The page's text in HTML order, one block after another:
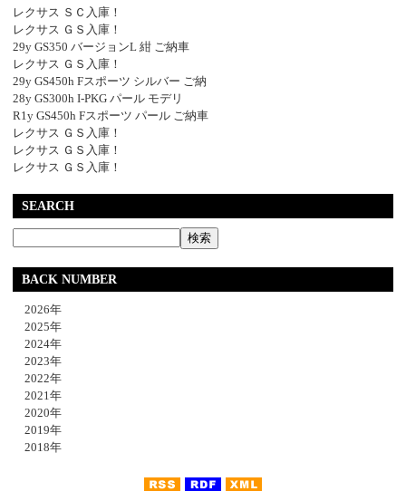
レクサス ＳＣ入庫！
レクサス ＧＳ入庫！
29y GS350 バージョンL 紺 ご納車
レクサス ＧＳ入庫！
29y GS450h Fスポーツ シルバー ご納
28y GS300h I-PKG パール モデリ
R1y GS450h Fスポーツ パール ご納車
レクサス ＧＳ入庫！
レクサス ＧＳ入庫！
レクサス ＧＳ入庫！
SEARCH
BACK NUMBER
2026年
2025年
2024年
2023年
2022年
2021年
2020年
2019年
2018年